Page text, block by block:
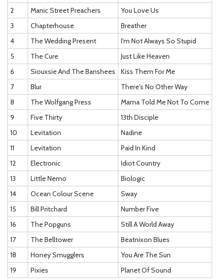
2
Manic Street Preachers
You Love Us
3
Chapterhouse
Breather
4
The Wedding Present
I'm Not Always So Stupid
5
The Cure
Just Like Heaven
6
Siouxsie And The Banshees
Kiss Them For Me
7
Blur
There's No Other Way
8
The Wolfgang Press
Mama Told Me Not To Come
9
Five Thirty
13th Disciple
10
Levitation
Nadine
11
Levitation
Paid In Kind
12
Electronic
Idiot Country
13
Little Nemo
Biologic
14
Ocean Colour Scene
Sway
15
Bill Pritchard
Number Five
16
The Popguns
Still A World Away
17
The Belltower
Beatnixon Blues
18
Honey Smugglers
You Are The Sun
19
Pixies Planet Of Sound